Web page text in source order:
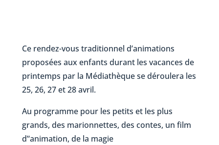
Ce rendez-vous traditionnel d’animations
proposées aux enfants durant les vacances de
printemps par la Médiathèque se déroulera les
25, 26, 27 et 28 avril.
Au programme pour les petits et les plus
grands, des marionnettes, des contes, un film
d’‘animation, de la magie